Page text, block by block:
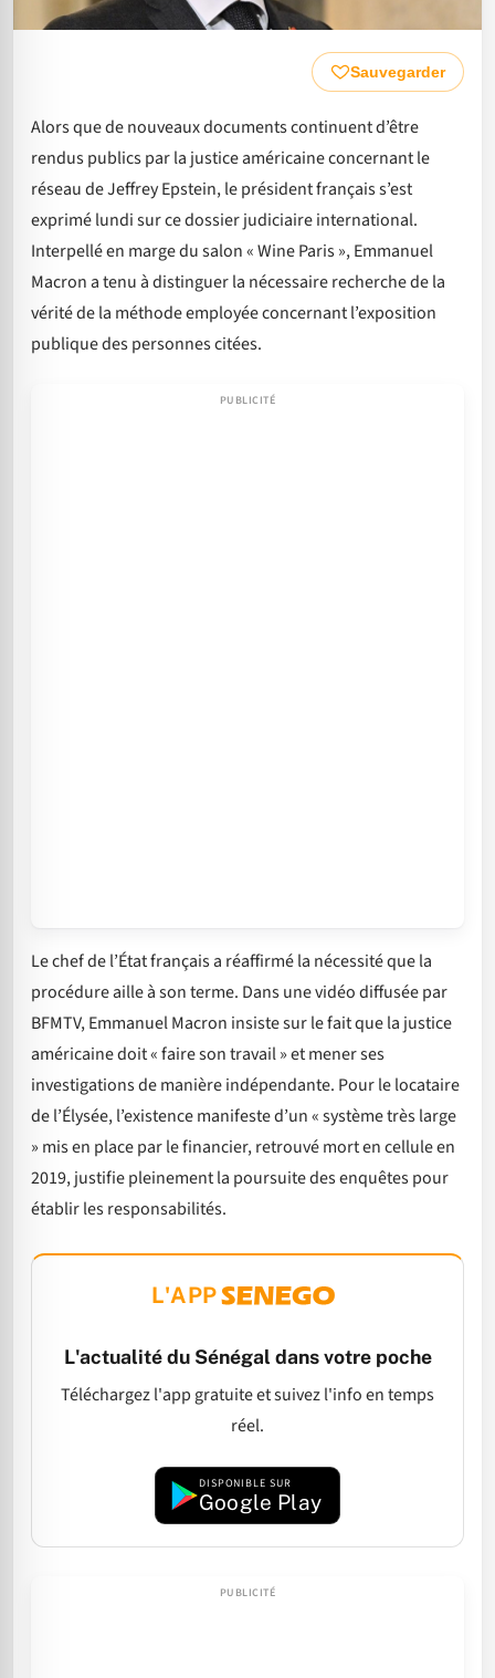
Sauvegarder
Alors que de nouveaux documents continuent d’être
rendus publics par la justice américaine concernant le
réseau de Jeffrey Epstein, le président français s’est
exprimé lundi sur ce dossier judiciaire international.
Interpellé en marge du salon « Wine Paris », Emmanuel
Macron a tenu à distinguer la nécessaire recherche de la
vérité de la méthode employée concernant l’exposition
publique des personnes citées.
Le chef de l’État français a réaffirmé la nécessité que la
procédure aille à son terme. Dans une vidéo diffusée par
BFMTV, Emmanuel Macron insiste sur le fait que la justice
américaine doit « faire son travail » et mener ses
investigations de manière indépendante. Pour le locataire
de l’Élysée, l’existence manifeste d’un « système très large
» mis en place par le financier, retrouvé mort en cellule en
2019, justifie pleinement la poursuite des enquêtes pour
établir les responsabilités.
L'APP
L'actualité du Sénégal dans votre poche
Téléchargez l'app gratuite et suivez l'info en temps
réel.
DISPONIBLE SUR
Google Play